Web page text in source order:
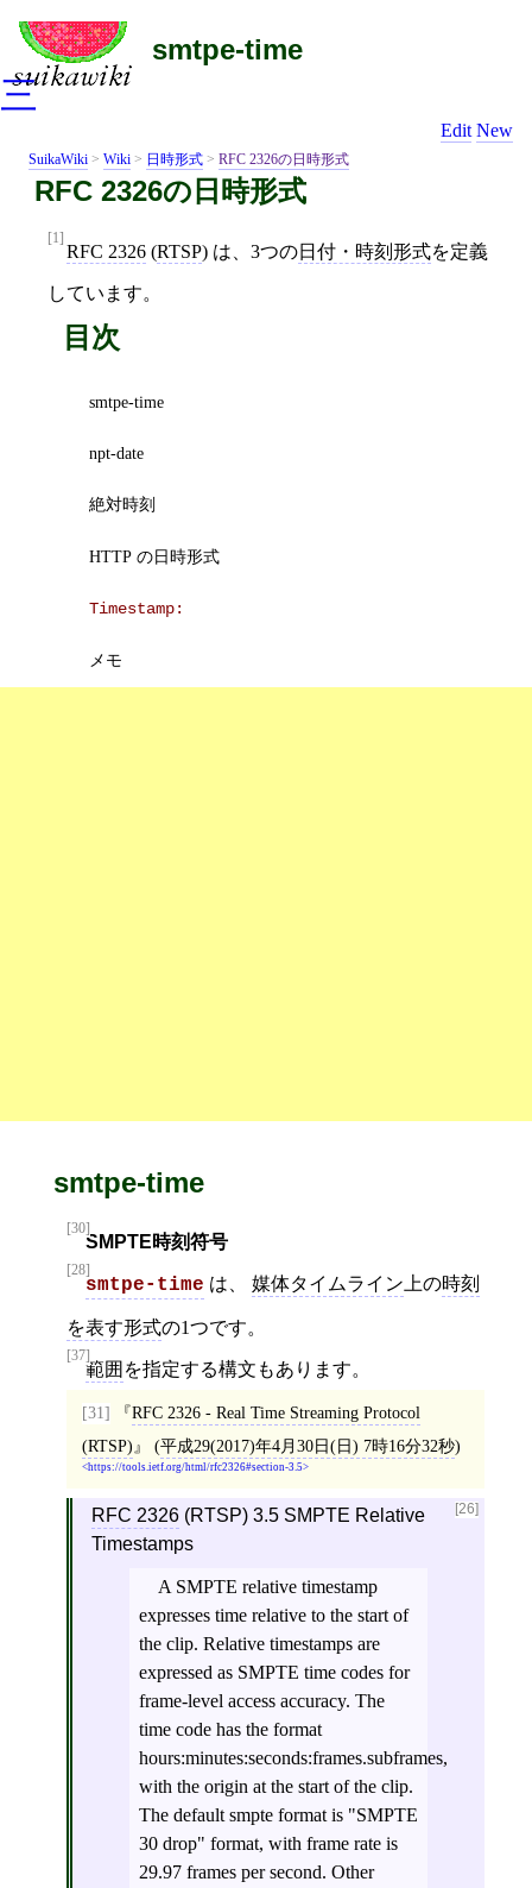
smtpe-time
Edit New
SuikaWiki > Wiki > 日時形式 > RFC 2326の日時形式
RFC 2326の日時形式
[1]
RFC 2326 (RTSP) は、3つの日付・時刻形式を定義
しています。
目次
smtpe-time
npt-date
絶対時刻
HTTP の日時形式
Timestamp:
メモ
smtpe-time
[30]
SMPTE時刻符号
[28]
smtpe-time は、 媒体タイムライン 上の時刻
を表す形式の1つです。
[37]
範囲 を指定する構文もあります。
[31]
RFC 2326 - Real Time Streaming Protocol
(RTSP)
(平成29(2017)年4月30日(日) 7時16分32秒)
https://tools.ietf.org/html/rfc2326#section-3.5
[26]
RFC 2326(RTSP) 3.5 SMPTE Relative
Timestamps
A SMPTE relative timestamp
expresses time relative to the start of
the clip. Relative timestamps are
expressed as SMPTE time codes for
frame-level access accuracy. The
time code has the format
hours:minutes:seconds:frames.subframes,
with the origin at the start of the clip.
The default smpte format is "SMPTE
30 drop" format, with frame rate is
29.97 frames per second. Other
三